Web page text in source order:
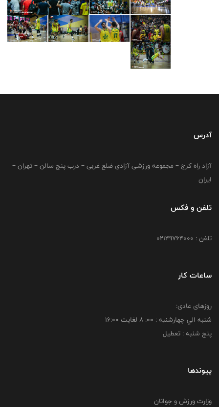
آدرس
آزاد راه کرج – مجموعه ورزشی آزادی ضلع غربی – درب پنج سالن – تهران –
ایران
تلفن و فکس
تلفن : 02149764000
ساعات کار
روزهای عادی:
شنبه الي چهارشنبه : 00: 8 لغايت 16:00
پنج شنبه : تعطیل
پیوندها
وزارت ورزش و جوانان